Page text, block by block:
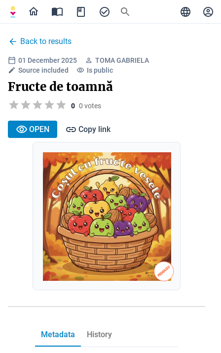
Back to results
01 December 2025
TOMA GABRIELA
Source included
Is public
Fructe de toamnă
0 0 votes
OPEN Copy link
Metadata History